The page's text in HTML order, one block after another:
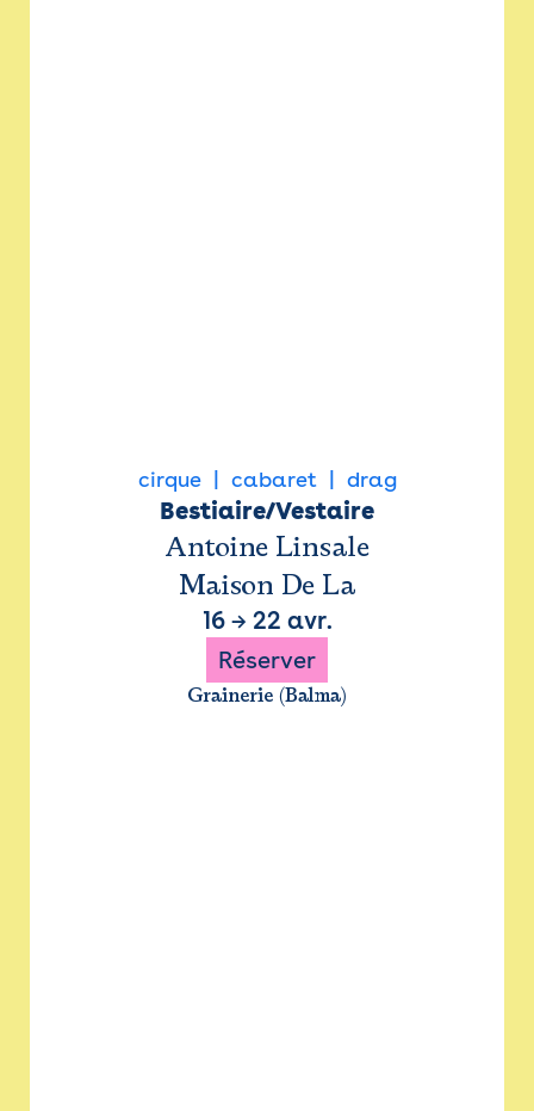
cirque cabaret drag
Bestiaire/Vestaire
Antoine Linsale
Maison De La
16→ 22 avr.
Réserver
Grainerie (Balma)